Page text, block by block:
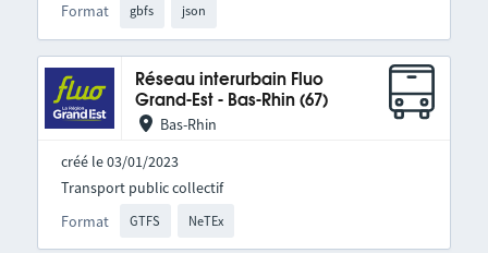
Format gbfs json
Réseau interurbain Fluo
Grand-Est - Bas-Rhin (67)
Bas-Rhin
créé le 03/01/2023
Format GTFS NeTEx
Transport public collectif